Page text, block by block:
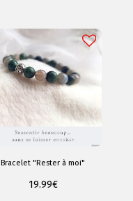
Bracelet "Rester à moi"
19.99€